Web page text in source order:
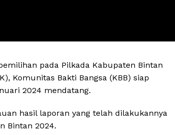
pada Pilkada Kabupaten Bintan
Komunitas Bakti Bangsa (KBB) siap
2024 mendatang.
hasil laporan yang telah dilakukannya
Bintan 2024.